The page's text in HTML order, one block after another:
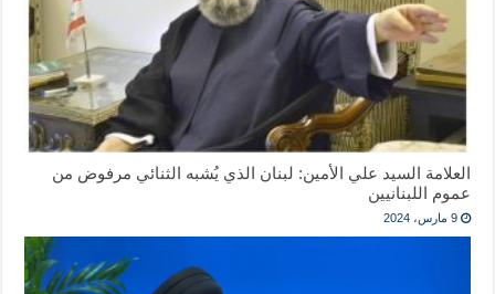
العلامة السيد علي الأمين: لبنان الذي يُشبه الثنائي مرفوض من
عموم اللبنانيين
9 مارس، 2024